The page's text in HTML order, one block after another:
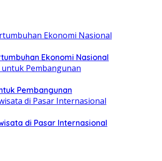
Ekonomi Nasional
Pembangunan
di Pasar Internasional